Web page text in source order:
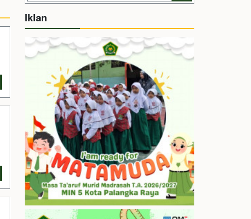
Iklan